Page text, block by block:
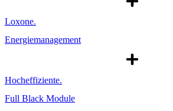
Loxone.
Energiemanagement
Hocheffiziente.
Full Black Module